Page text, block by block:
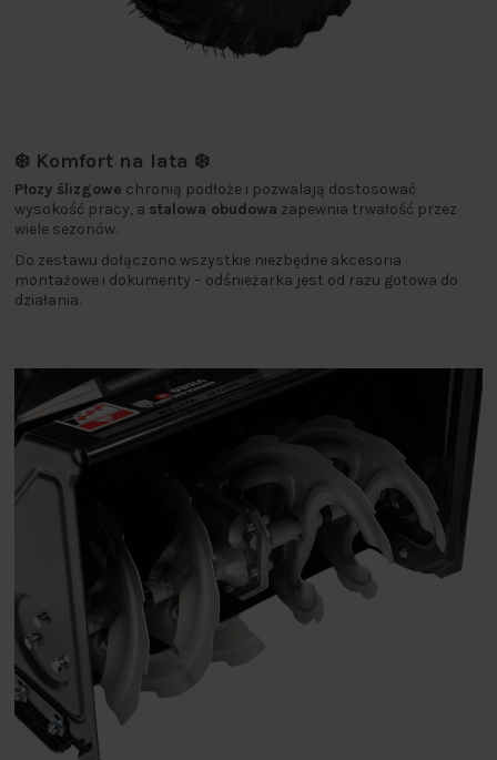
❄️ Komfort na lata ❄️
Płozy ślizgowe chronią podłoże i pozwalają dostosować
wysokość pracy, a stalowa obudowa zapewnia trwałość przez
wiele sezonów.
Do zestawu dołączono wszystkie niezbędne akcesoria
montażowe i dokumenty – odśnieżarka jest od razu gotowa do
działania.